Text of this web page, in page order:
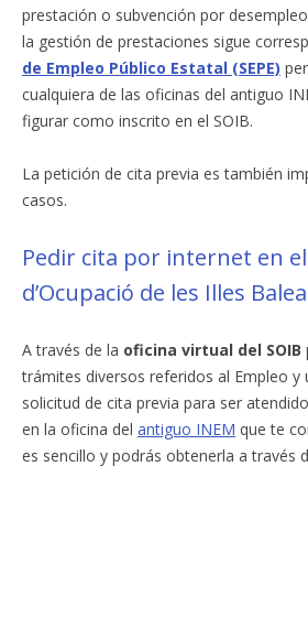
prestación o subvención por
la gestión de prestaciones sigue
de Empleo Público Estatal (SEPE)
cualquiera de las oficinas del antiguo
figurar como inscrito en el SOIB.
La petición de cita previa es también
casos.
Pedir cita por internet en
d’Ocupació de les Illes
A través de la oficina virtual del SOIB
trámites diversos referidos al Empleo y
solicitud de cita previa para ser
en la oficina del antiguo INEM que te
es sencillo y podrás obtenerla a través